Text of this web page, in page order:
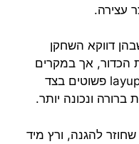
עצירה.
דווקא השחקן
הכדור, אך במקרים
רבים שיטה כזאת מסתיימת ב layups פשוטים בצד
ונכונה יותר.
להגנה, ורץ מיד